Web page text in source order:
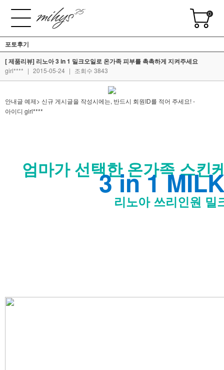
0
포토후기
[ 제품리뷰] 리노아 3 in 1 밀크오일로 온가족 피부를 촉촉하게 지켜주세요
girl**** | 2015-05-24 | 조회수 3843
안내글 예제> 신규 게시글을 작성시에는, 반드시 회원ID를 적어 주세요! -
아이디 girl****
엄마가 선택한 온가족 스킨
3 in 1
리노아 쓰리인원 밀